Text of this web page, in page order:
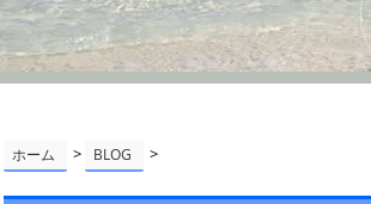
ホーム > BLOG >